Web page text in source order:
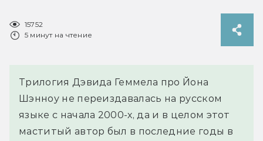
15752
5 минут на чтение
Трилогия Дэвида Геммела про Йона
Шэнноу не переиздавалась на русском
языке с начала 2000-х, да и в целом этот
маститый автор был в последние годы в